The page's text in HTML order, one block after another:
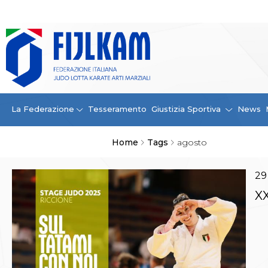
La Federazione Tesseramento Giustizia Sportiva News
Home Tags agosto
La Federazione
La FIJLKAM
Organigramma
Storia
Campioni di tutti i tempi
News
Convenzioni
Tecnici
Contatti
Safeguarding Policy
Ufficiali di Gara
Antidoping e tutela sanitaria
Tesseramento
Contatti
29